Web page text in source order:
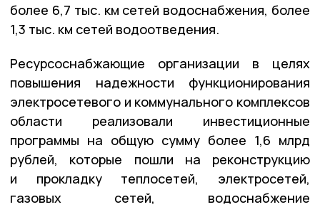
более 6,7 тыс. км сетей водоснабжения, более
1,3 тыс. км сетей водоотведения.
Ресурсоснабжающие организации в целях
повышения надежности функционирования
электросетевого и коммунального комплексов
области реализовали инвестиционные
программы на общую сумму более 1,6 млрд
рублей, которые пошли на реконструкцию
и прокладку теплосетей, электросетей,
газовых сетей, водоснабжение